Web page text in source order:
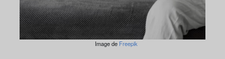
Image de Freepik